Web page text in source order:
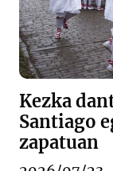
Kezka
Santiago
zapatuan